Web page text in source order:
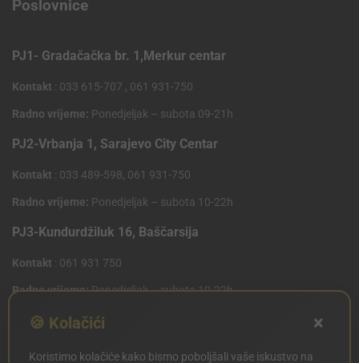
Poslovnice
PJ1- Gradačačka br. 1,Merkur centar
Kontakt : 033 615-707 , 061 931-750
Radno vrijeme: Ponedjeljak – subota 09-21h
PJ2-Vrbanja 1, Sarajevo City Centar
Kontakt : 033 489-598, 061 931-750
Radno vrijeme: Ponedjeljak – subota 10-22h
PJ3-Kundurdžiluk 16, Baščarsija
Kontakt : 061 931 750
Radno vrijeme:Ponedjeljak – subota 10-22h
PJ4 West Gate,Mostarsko raskrsce 10 (Penny Plus
🍪 Kolačići ×
Koristimo kolačiće kako bismo poboljšali vaše iskustvo na